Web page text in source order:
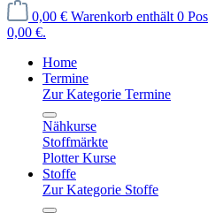
0,00 € Warenkorb enthält 0
0,00 €.
Home
Termine
Zur Kategorie Termine
Nähkurse
Stoffmärkte
Plotter Kurse
Stoffe
Zur Kategorie Stoffe